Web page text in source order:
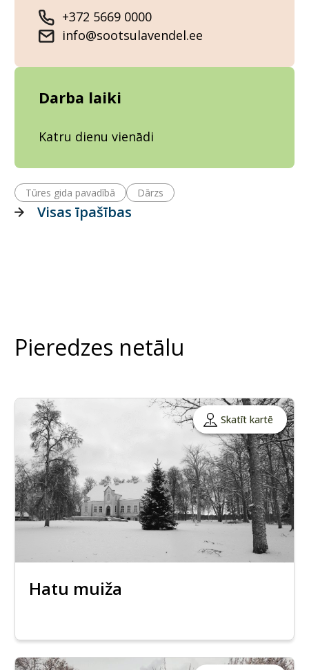
+372 5669 0000
info@sootsulavendel.ee
Darba laiki
Katru dienu vienādi
Tūres gida pavadībā Dārzs
Visas īpašības
Pieredzes netālu
Skatīt kartē
Hatu muiža